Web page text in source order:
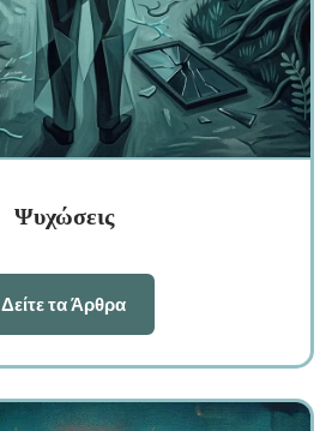
Ψυχώσεις
Δείτε τα Άρθρα